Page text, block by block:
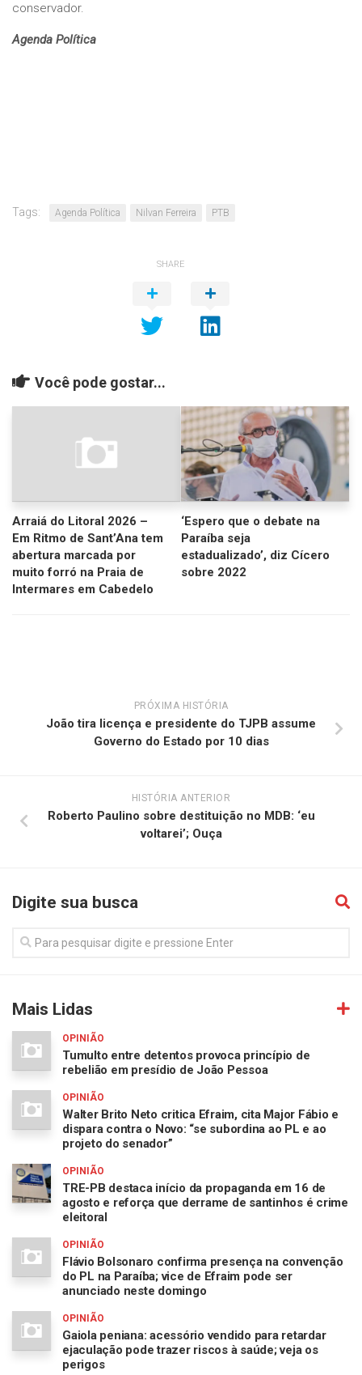
conservador.
Agenda Política
Tags: Agenda Política Nilvan Ferreira PTB
SHARE
Você pode gostar...
Arraiá do Litoral 2026 –
Em Ritmo de Sant’Ana tem
abertura marcada por
muito forró na Praia de
Intermares em Cabedelo
‘Espero que o debate na
Paraíba seja
estadualizado’, diz Cícero
sobre 2022
PRÓXIMA HISTÓRIA
João tira licença e presidente do TJPB assume
Governo do Estado por 10 dias
HISTÓRIA ANTERIOR
Roberto Paulino sobre destituição no MDB: ‘eu
voltarei’; Ouça
Digite sua busca
Mais Lidas
OPINIÃO
Tumulto entre detentos provoca princípio de
rebelião em presídio de João Pessoa
OPINIÃO
Walter Brito Neto critica Efraim, cita Major Fábio e
dispara contra o Novo: “se subordina ao PL e ao
projeto do senador”
OPINIÃO
TRE-PB destaca início da propaganda em 16 de
agosto e reforça que derrame de santinhos é crime
eleitoral
OPINIÃO
Flávio Bolsonaro confirma presença na convenção
do PL na Paraíba; vice de Efraim pode ser
anunciado neste domingo
OPINIÃO
Gaiola peniana: acessório vendido para retardar
ejaculação pode trazer riscos à saúde; veja os
perigos